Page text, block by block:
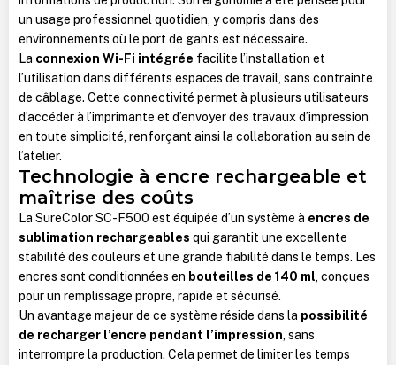
un usage professionnel quotidien, y compris dans des
environnements où le port de gants est nécessaire.
La connexion Wi-Fi intégrée facilite l’installation et
l’utilisation dans différents espaces de travail, sans contrainte
de câblage. Cette connectivité permet à plusieurs utilisateurs
d’accéder à l’imprimante et d’envoyer des travaux d’impression
en toute simplicité, renforçant ainsi la collaboration au sein de
l’atelier.
Technologie à encre rechargeable et
maîtrise des coûts
La SureColor SC-F500 est équipée d’un système à encres de
sublimation rechargeables qui garantit une excellente
stabilité des couleurs et une grande fiabilité dans le temps. Les
encres sont conditionnées en bouteilles de 140 ml, conçues
pour un remplissage propre, rapide et sécurisé.
Un avantage majeur de ce système réside dans la possibilité
de recharger l’encre pendant l’impression, sans
interrompre la production. Cela permet de limiter les temps